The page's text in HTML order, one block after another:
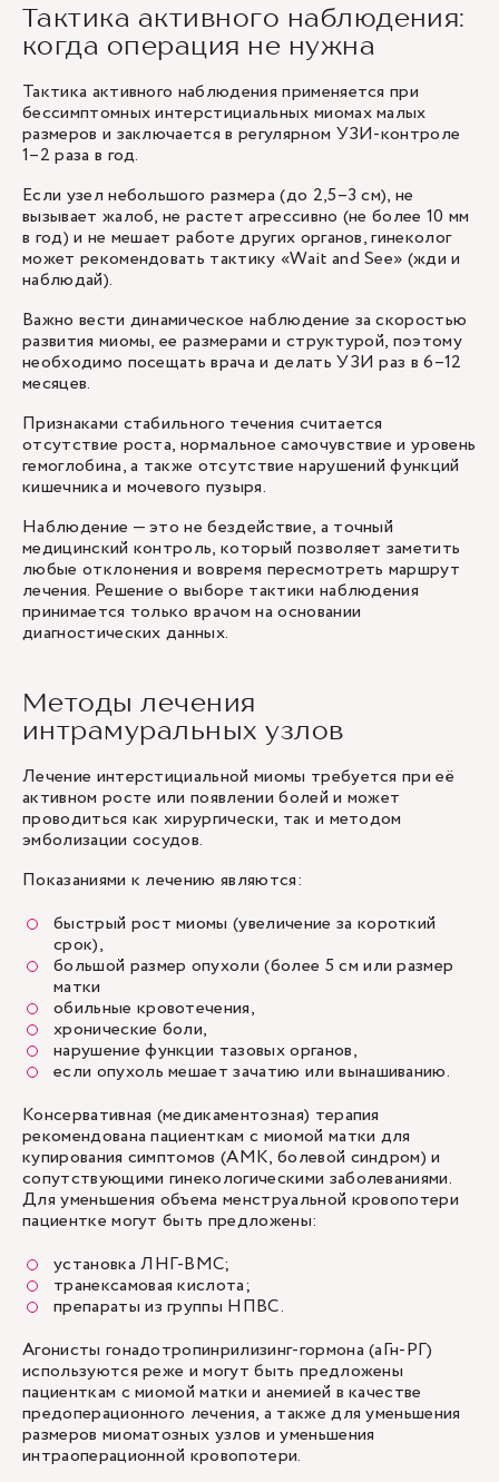
Тактика активного наблюдения:
когда операция не нужна
Тактика активного наблюдения применяется при
бессимптомных интерстициальных миомах малых
размеров и заключается в регулярном УЗИ-контроле
1–2 раза в год.
Если узел небольшого размера (до 2,5–3 см), не
вызывает жалоб, не растет агрессивно (не более 10 мм
в год) и не мешает работе других органов, гинеколог
может рекомендовать тактику «Wait and See» (жди и
наблюдай).
Важно вести динамическое наблюдение за скоростью
развития миомы, ее размерами и структурой, поэтому
необходимо посещать врача и делать УЗИ раз в 6–12
месяцев.
Признаками стабильного течения считается
отсутствие роста, нормальное самочувствие и уровень
гемоглобина, а также отсутствие нарушений функций
кишечника и мочевого пузыря.
Наблюдение — это не бездействие, а точный
медицинский контроль, который позволяет заметить
любые отклонения и вовремя пересмотреть маршрут
лечения. Решение о выборе тактики наблюдения
принимается только врачом на основании
диагностических данных.
Методы лечения
интрамуральных узлов
Лечение интерстициальной миомы требуется при её
активном росте или появлении болей и может
проводиться как хирургически, так и методом
эмболизации сосудов.
Показаниями к лечению являются:
быстрый рост миомы (увеличение за короткий
срок),
большой размер опухоли (более 5 см или размер
матки
обильные кровотечения,
хронические боли,
нарушение функции тазовых органов,
если опухоль мешает зачатию или вынашиванию.
Консервативная (медикаментозная) терапия
рекомендована пациенткам с миомой матки для
купирования симптомов (АМК, болевой синдром) и
сопутствующими гинекологическими заболеваниями.
Для уменьшения объема менструальной кровопотери
пациентке могут быть предложены:
установка ЛНГ-ВМС;
транексамовая кислота;
препараты из группы НПВС.
Агонисты гонадотропинрилизинг-гормона (аГн-РГ)
используются реже и могут быть предложены
пациенткам с миомой матки и анемией в качестве
предоперационного лечения, а также для уменьшения
размеров миоматозных узлов и уменьшения
интраоперационной кровопотери.